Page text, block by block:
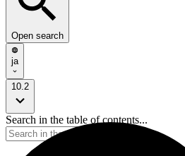
Open search
ja
10.2
Search in the table of contents...